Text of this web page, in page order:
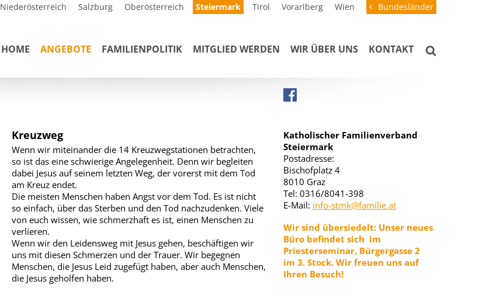
Niederösterreich Salzburg Oberösterreich Steiermark Tirol Vorarlberg Wien Bundesländer
HOME ANGEBOTE FAMILIENPOLITIK MITGLIED WERDEN WIR ÜBER UNS KONTAKT
Kreuzweg
Wenn wir miteinander die 14 Kreuzwegstationen betrachten,
so ist das eine schwierige Angelegenheit. Denn wir begleiten
dabei Jesus auf seinem letzten Weg, der vorerst mit dem Tod
am Kreuz endet.
Die meisten Menschen haben Angst vor dem Tod. Es ist nicht
so einfach, über das Sterben und den Tod nachzudenken. Viele
von euch wissen, wie schmerzhaft es ist, einen Menschen zu
verlieren.
Wenn wir den Leidensweg mit Jesus gehen, beschäftigen wir
uns mit diesen Schmerzen und der Trauer. Wir begegnen
Menschen, die Jesus Leid zugefügt haben, aber auch Menschen,
die Jesus geholfen haben.
Katholischer Familienverband
Steiermark
Postadresse:
Bischofplatz 4
8010 Graz
Tel: 0316/8041-398
E-Mail: info-stmk@familie.at
Wir sind übersiedelt:Unser neues
Büro befindet sich im
Priesterseminar, Bürgergasse 2
im 3. Stock. Wir freuen uns auf
Ihren Besuch!